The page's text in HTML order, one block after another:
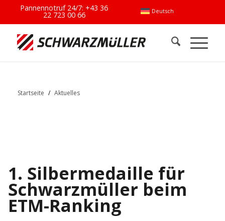
Deutsch
Pannennotruf 24/7:+43 36
22 723 00 66
Startseite / Aktuelles
1. Silbermedaille für
Schwarzmüller beim
ETM-Ranking